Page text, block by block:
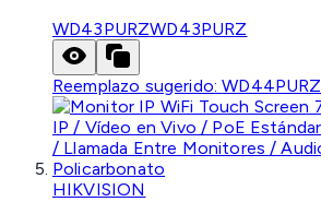
WD43PURZWD43PURZ
Reemplazo sugerido:WD44PURZ
HIKVISION